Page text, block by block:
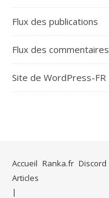
Flux des publications
Flux des commentaires
Site de WordPress-FR
Accueil Ranka.fr Discord
Articles